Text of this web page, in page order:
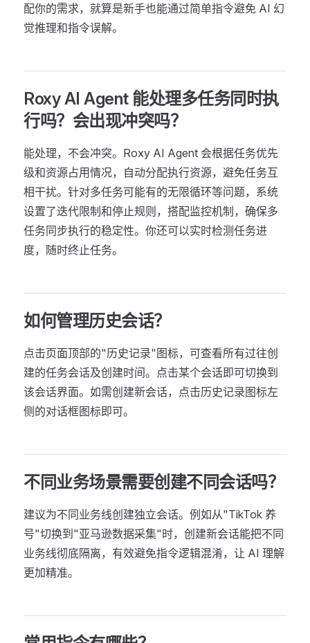
配你的需求，就算是新手也能通过简单指令避免 AI 幻
觉推理和指令误解。
Roxy AI Agent 能处理多任务同时执
行吗？会出现冲突吗？
能处理，不会冲突。Roxy AI Agent 会根据任务优先
级和资源占用情况，自动分配执行资源，避免任务互
相干扰。针对多任务可能有的无限循环等问题，系统
设置了迭代限制和停止规则，搭配监控机制，确保多
任务同步执行的稳定性。你还可以实时检测任务进
度，随时终止任务。
如何管理历史会话？
点击页面顶部的"历史记录"图标，可查看所有过往创
建的任务会话及创建时间。点击某个会话即可切换到
该会话界面。如需创建新会话，点击历史记录图标左
侧的对话框图标即可。
不同业务场景需要创建不同会话吗？
建议为不同业务线创建独立会话。例如从"TikTok 养
号"切换到"亚马逊数据采集"时，创建新会话能把不同
业务线彻底隔离，有效避免指令逻辑混淆，让 AI 理解
更加精准。